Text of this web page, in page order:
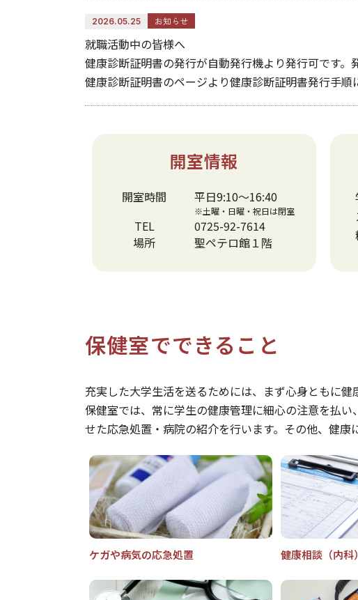
2026.05.25 お知らせ
就職活動中の皆様へ
健康診断証明書の発行が自動発行機より発行可です。
健康診断証明書のページより健康診断証明書発行手順
開室情報
開室時間 平日9:10～16:40
※土曜・日曜・祝日は閉室
TEL
0725-92-7614
場所
聖ペテロ館１階
保健室でできること
充実した大学生活を送るためには、まず心身ともに健
保健室では、常に学生の健康管理に細心の注意を払
せた応急処置・病院の紹介を行います。その他、健康
ケガや病気の応急処置 健康相談（内科）